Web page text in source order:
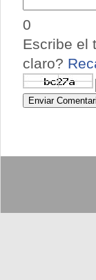
0
Escribe el
claro?
Enviar